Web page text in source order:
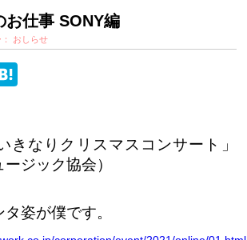
お仕事 SONY編
おしらせ
きなりクリスマスコンサート」
ージック協会）
姿が僕です。